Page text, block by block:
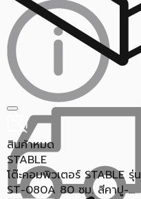
สินค้าหมด
STABLE
โต๊ะคอมพิวเตอร์ STABLE รุ่น
ST-080A 80 ซม. สีคาปู-...